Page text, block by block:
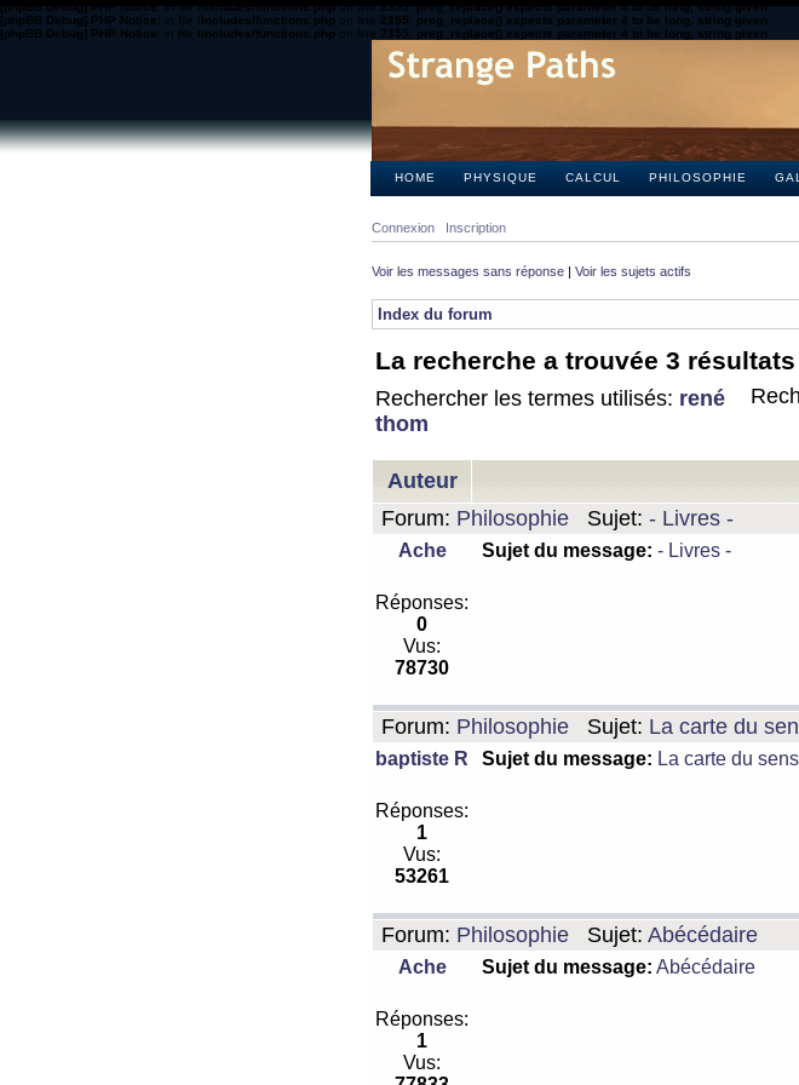
[phpBB Debug] PHP Notice: in file/includes/functions.phpon line2355:preg_replace() expects parameter 4 to be long, string given
[phpBB Debug] PHP Notice: in file /includes/functions.php on line 2355: preg_replace() expects parameter 4 to be long, string given
[phpBB Debug] PHP Notice: in file /includes/functions.php on line 2355: preg_replace() expects parameter 4 to be long, string given
HOME PHYSIQUE CALCUL PHILOSOPHIE
Connexion Inscription
Voir les messages sans réponse | Voir les sujets actifs
Index du forum
La recherche a trouvée 3 résultats
Rechercher les termes utilisés: rené
thom
Auteur
Forum: Philosophie Sujet: - Livres -
Ache Sujet du message: - Livres -
Réponses:
0
Vus:
78730
Forum: Philosophie Sujet: La carte du
baptiste R Sujet du message: La carte du
Réponses:
1
Vus:
53261
Forum: Philosophie Sujet: Abécédaire
Ache Sujet du message: Abécédaire
Réponses:
1
Vus: